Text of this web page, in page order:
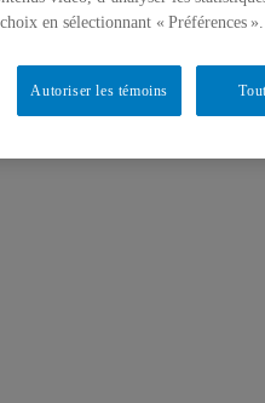
en sélectionnant « Préférences ».
Autoriser les témoins